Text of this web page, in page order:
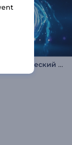
Введение в энергетический вихрь